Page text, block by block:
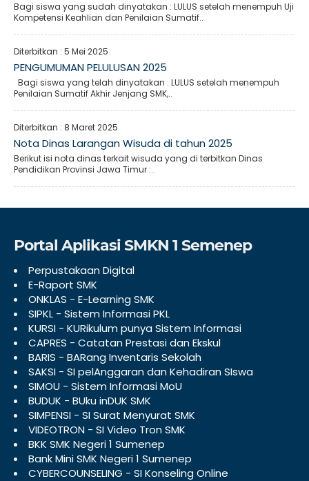
Bagi siswa yang sudah dinyatakan : LULUS setelah menempuh Uji
Kompetensi Keahlian dan Penilaian Sumatif..
Diterbitkan : 5 Mei 2025
PENGUMUMAN PELULUSAN 2025
Bagi siswa yang telah dinyatakan : LULUS setelah menempuh
Penilaian Sumatif Akhir Jenjang SMK,..
Diterbitkan : 8 Maret 2025
Nota Dinas Larangan Wisuda di tahun 2025
Berikut isi nota dinas terkait wisuda yang di terbitkan Dinas
Pendidikan Provinsi Jawa Timur :..
Portal Aplikasi SMKN 1 Semenep
Perpustakaan Digital
E-Raport SMK
ONKLAS - E-Learning SMK
SIPKL - Sistem Informasi PKL
KURSI - KURikulum punya Sistem Informasi
CAPRES - Catatan Prestasi dan Ekskul
BARIS - BARang Inventaris Sekolah
SAKSI - SI pelAnggaran dan Kehadiran SIswa
SIMOU - Sistem Informasi MoU
BUDUK - BUku inDUK SMK
SIMPENSI - SI Surat Menyurat SMK
VIDEOTRON - SI Video Tron SMK
BKK SMK Negeri 1 Sumenep
Bank Mini SMK Negeri 1 Sumenep
CYBERCOUNSELING - SI Konseling Online